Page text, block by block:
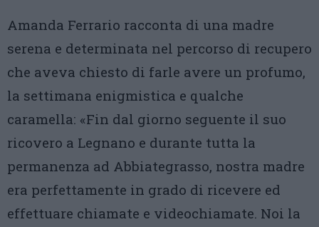
Amanda Ferrario racconta di una madre
serena e determinata nel percorso di recupero
che aveva chiesto di farle avere un profumo,
la settimana enigmistica e qualche
caramella: «Fin dal giorno seguente il suo
ricovero a Legnano e durante tutta la
permanenza ad Abbiategrasso, nostra madre
era perfettamente in grado di ricevere ed
effettuare chiamate e videochiamate. Noi la